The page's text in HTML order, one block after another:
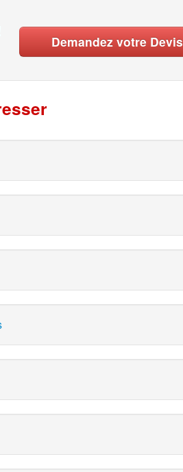
Demandez votre Devis